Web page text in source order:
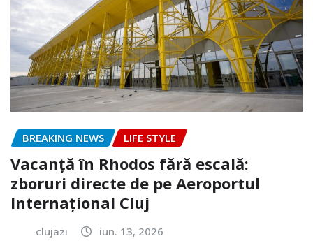
BREAKING NEWS LIFE STYLE
Vacanță în Rhodos fără escală:
zboruri directe de pe Aeroportul
Internațional Cluj
clujazi iun. 13, 2026